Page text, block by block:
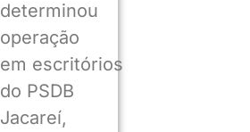
determinou
operação
em escritórios
do PSDB
Jacareí,